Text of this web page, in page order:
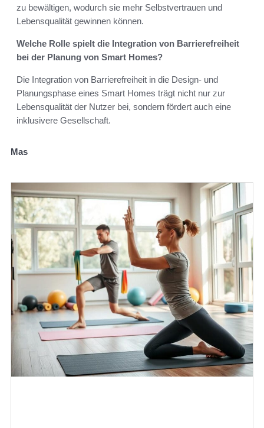
zu bewältigen, wodurch sie mehr Selbstvertrauen und
Lebensqualität gewinnen können.
Welche Rolle spielt die Integration von Barrierefreiheit
bei der Planung von Smart Homes?
Die Integration von Barrierefreiheit in die Design- und
Planungsphase eines Smart Homes trägt nicht nur zur
Lebensqualität der Nutzer bei, sondern fördert auch eine
inklusivere Gesellschaft.
Mas